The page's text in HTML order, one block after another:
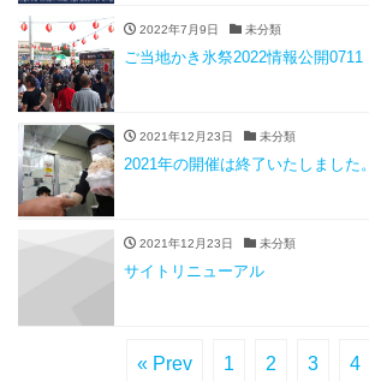
2022年7月9日 未分類
ご当地かき氷祭2022情報公開0711
2021年12月23日 未分類
2021年の開催は終了いたしました。
2021年12月23日 未分類
サイトリニューアル
« Prev 1 2 3 4